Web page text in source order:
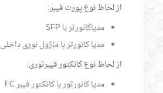
از لحاظ نوع پورت فیبر:
مدیاکانورتر با SFP
مدیا کانورتر با ماژول نوری داخلی
از لحاظ نوع کانکتور فیبرنوری:
مدیا کانورتور با کانکتور فیبر FC